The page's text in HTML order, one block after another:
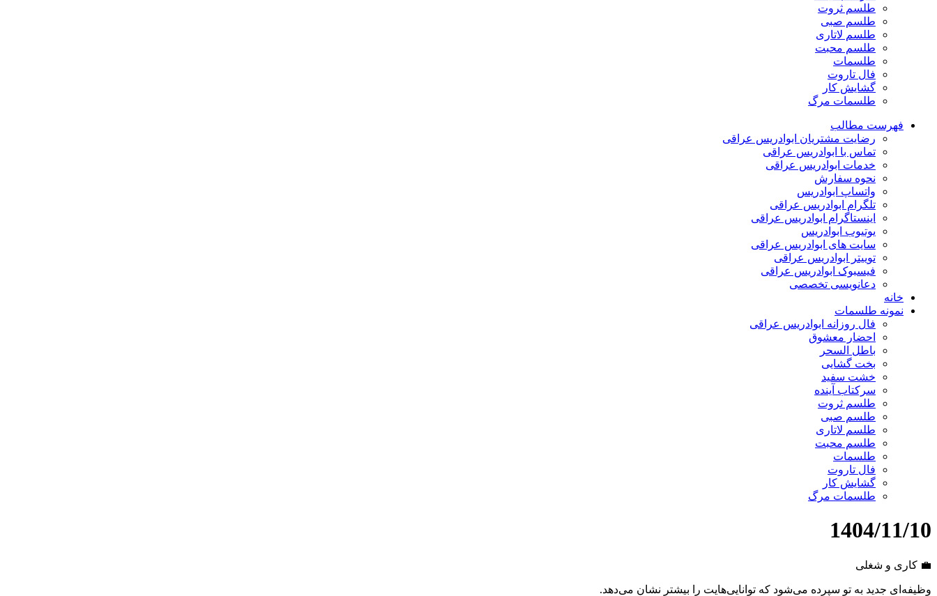
طلسم ثروت
طلسم صبی
طلسم لاتاری
طلسم محبت
طلسمات
فال تاروت
گشایش کار
طلسمات مرگ
فهرست مطالب
رضایت مشتریان ابوادریس عراقی
تماس با ابوادریس عراقی
خدمات ابوادریس عراقی
نحوه سفارش
واتساپ ابوادریس
تلگرام ابوادریس عراقی
اینستاگرام ابوادریس عراقی
یوتیوب ابوادریس
سایت های ابوادریس عراقی
توییتر ابوادریس عراقی
فیسبوک ابوادریس عراقی
دعانویسی تخصصی
خانه
نمونه طلسمات
فال روزانه ابوادریس عراقی
احضار معشوق
باطل السحر
بخت گشایی
خشت سفید
سرکتاب آینده
طلسم ثروت
طلسم صبی
طلسم لاتاری
طلسم محبت
طلسمات
فال تاروت
گشایش کار
طلسمات مرگ
1404/11/10
💼 کاری و شغلی
وظیفه‌ای جدید به تو سپرده می‌شود که توانایی‌هایت را بیشتر نشان می‌دهد.